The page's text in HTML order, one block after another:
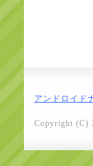
アンドロイド
Copyright (C)